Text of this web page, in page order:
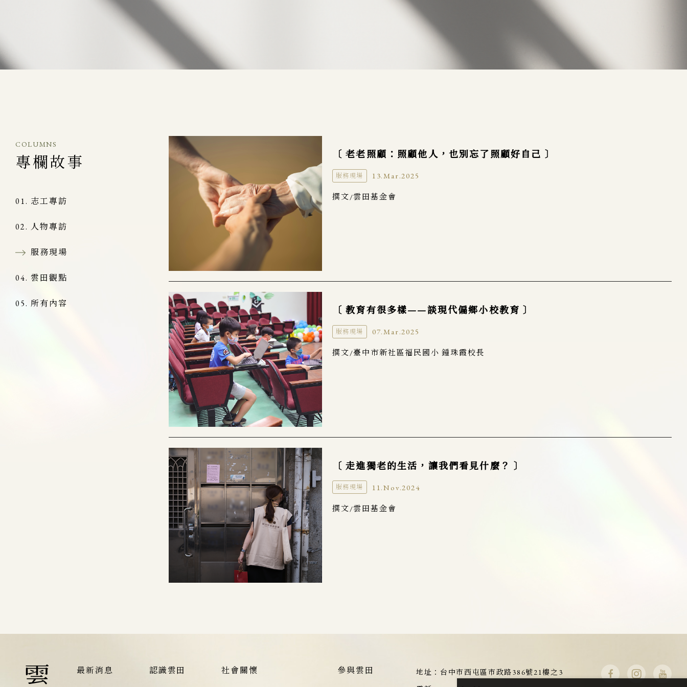
COLUMNS
專欄故事
志工專訪
人物專訪
服務現場
雲田觀點
所有內容
〔 老老照顧：照顧他人，也別忘了照顧好自己 〕
服務現場 13.Mar.2025
撰文/雲田基金會
〔 教育有很多樣——談現代偏鄉小校教育 〕
服務現場 07.Mar.2025
撰文/臺中市新社區福民國小 鍾珠霞校長
〔 走進獨老的生活，讓我們看見什麼？ 〕
服務現場 11.Nov.2024
撰文/雲田基金會
最新消息 認識雲田 社會關懷 參與雲田 地址： 台中市西屯區市政路386號21樓之3